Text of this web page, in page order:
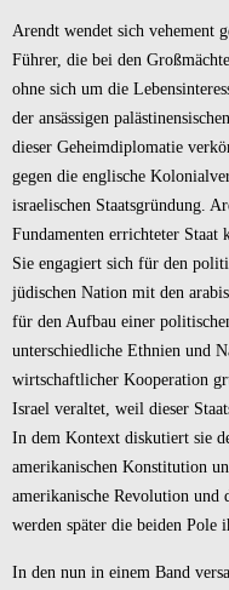
Arendt wendet sich vehement
Führer, die bei den
ohne sich um die
der ansässigen
dieser Geheimdiplomatie
gegen die englische
israelischen Staatsgründung.
Fundamenten errichteter
Sie engagiert sich für den
jüdischen Nation mit den
für den Aufbau einer
unterschiedliche Ethnien und
wirtschaftlicher Kooperation
Israel veraltet, weil dieser
In dem Kontext diskutiert sie
amerikanischen Konstitution
amerikanische Revolution
werden später die beiden Pole
In den nun in einem Band